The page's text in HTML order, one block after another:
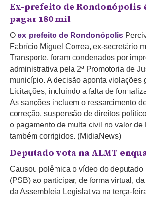
Ex-prefeito de Rondonópolis
pagar 180 mil
O ex-prefeito de Rondonópolis
Fabrício Miguel Correa, ex-secretário
Transporte, foram condenados por
administrativa pela 2ª Promotoria de
município. A decisão aponta violações
Licitações, incluindo a falta de
As sanções incluem o ressarcimento
correção, suspensão de direitos
o pagamento de multa civil no valor de
também corrigidos. (MidiaNews)
Deputado vota na ALMT
Causou polêmica o vídeo do deputado
(PSB) ao participar, de forma virtual, da
da Assembleia Legislativa na terça-